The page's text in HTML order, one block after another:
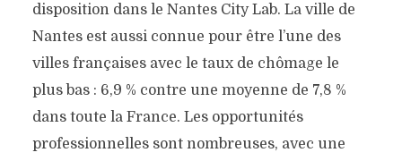
QUELLE ENTREPRISE DE
DÉMÉNAGEMENT
SOLLICITER POUR
S’INSTALLER À NANTES ?
disposition dans le Nantes City Lab. La ville de
Nantes est aussi connue pour être l’une des
villes françaises avec le taux de chômage le
plus bas : 6,9 % contre une moyenne de 7,8 %
dans toute la France. Les opportunités
professionnelles sont nombreuses, avec une